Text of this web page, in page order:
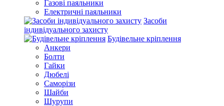
Газові паяльники
Електричні паяльники
Засоби
індивідуального захисту
Будівельне кріплення
Анкери
Болти
Гайки
Дюбелі
Саморізи
Шайби
Шурупи